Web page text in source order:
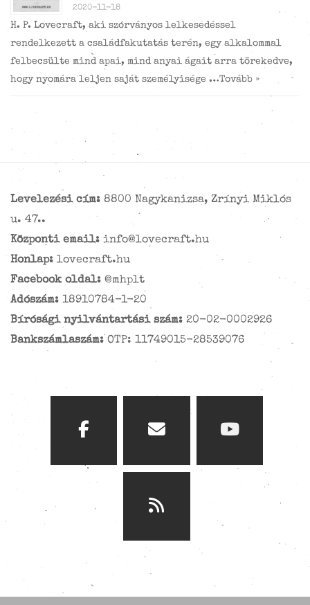
2020-11-18
H. P. Lovecraft, aki szórványos lelkesedéssel
rendelkezett a családfakutatás terén, egy alkalommal
felbecsülte mind apai, mind anyai ágait arra törekedve,
hogy nyomára leljen saját személyisége …Tovább »
Levelezési cím: 8800 Nagykanizsa, Zrínyi Miklós
u. 47..
Központi email: info@lovecraft.hu
Honlap: lovecraft.hu
Facebook oldal: @mhplt
Adószám: 18910784-1-20
Bírósági nyilvántartási szám: 20-02-0002926
Bankszámlaszám: OTP: 11749015-28539076